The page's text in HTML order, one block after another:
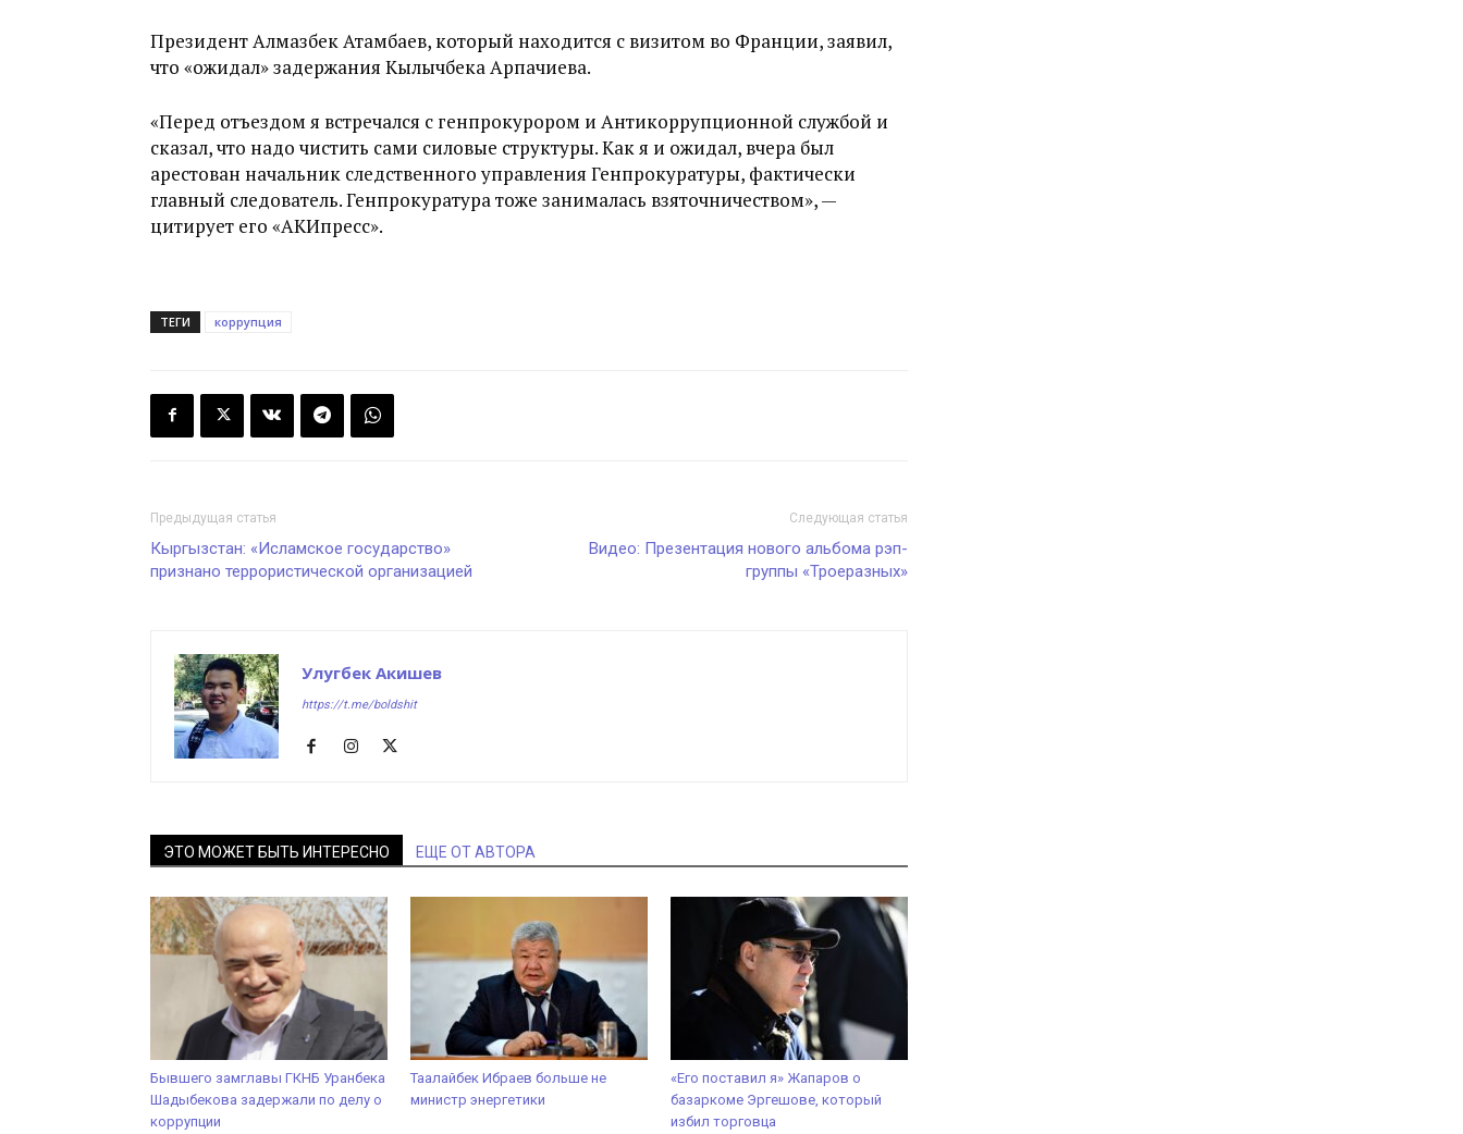
Президент Алмазбек Атамбаев, который находится с визитом во Франции, заявил,
что «ожидал» задержания Кылычбека Арпачиева.
«Перед отъездом я встречался с генпрокурором и Антикоррупционной службой и
сказал, что надо чистить сами силовые структуры. Как я и ожидал, вчера был
арестован начальник следственного управления Генпрокуратуры, фактически
главный следователь. Генпрокуратура тоже занималась взяточничеством», —
цитирует его «АКИпресс».
ТЕГИ коррупция
Предыдущая статья
Кыргызстан: «Исламское государство»
признано террористической организацией
Следующая статья
Видео: Презентация нового альбома рэп-
группы «Троеразных»
Улугбек Акишев
https://t.me/boldshit
ЭТО МОЖЕТ БЫТЬ ИНТЕРЕСНО ЕЩЕ ОТ АВТОРА
Бывшего замглавы ГКНБ Уранбека
Шадыбекова задержали по делу о
коррупции
Таалайбек Ибраев больше не
министр энергетики
«Его поставил я» Жапаров о
базаркоме Эргешове, который
избил торговца